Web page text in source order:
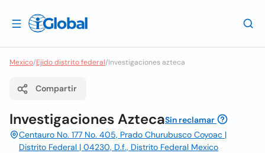
Mexico/Ejido distrito federal/Investigaciones azteca
Compartir
Investigaciones AztecaSin reclamar
Centauro No. 177 No. 405, Prado Churubusco Coyoac |
Distrito Federal | 04230, D.f., Distrito Federal Mexico